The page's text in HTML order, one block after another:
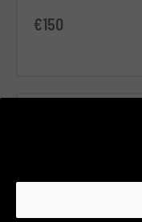
€150